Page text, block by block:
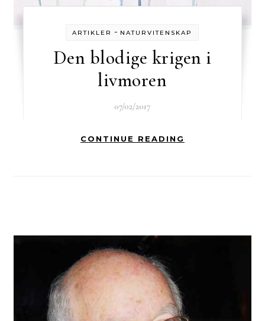
ARTIKLER - NATURVITENSKAP
Den blodige krigen i
livmoren
07/02/2017
CONTINUE READING